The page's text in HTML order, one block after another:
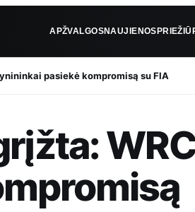
APŽVALGOSNAUJIENOS
pasiekė kompromisą su FIA